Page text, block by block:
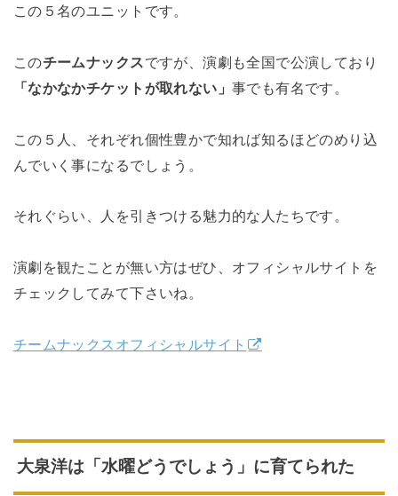
この５名のユニットです。
このチームナックスですが、演劇も全国で公演しており
「なかなかチケットが取れない」事でも有名です。
この５人、それぞれ個性豊かで知れば知るほどのめり込
んでいく事になるでしょう。
それぐらい、人を引きつける魅力的な人たちです。
演劇を観たことが無い方はぜひ、オフィシャルサイトを
チェックしてみて下さいね。
チームナックスオフィシャルサイト
大泉洋は「水曜どうでしょう」に育てられた